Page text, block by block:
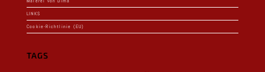
LINKS
Cookie-Richtlinie (EU)
TAGS